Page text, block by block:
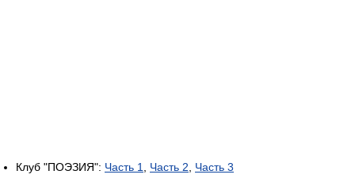
Клуб "ПОЭЗИЯ": Часть 1 Часть 2 Часть 3